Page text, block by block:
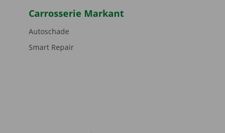
Carrosserie Markant
Autoschade
Smart Repair